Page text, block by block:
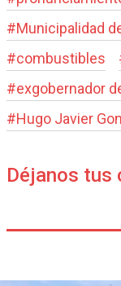
#Municipalidad
#combustibles
#exgobernador
#Hugo Javier
Déjanos tus